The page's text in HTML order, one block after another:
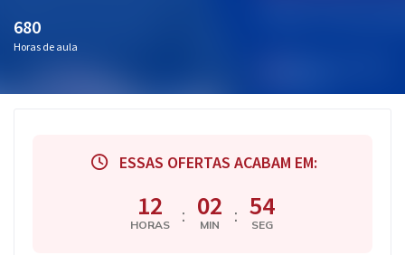
Questões grátis
680
Horas de aula
ESSAS OFERTAS ACABAM EM:
12
HORAS : 02
MIN : 53
SEG